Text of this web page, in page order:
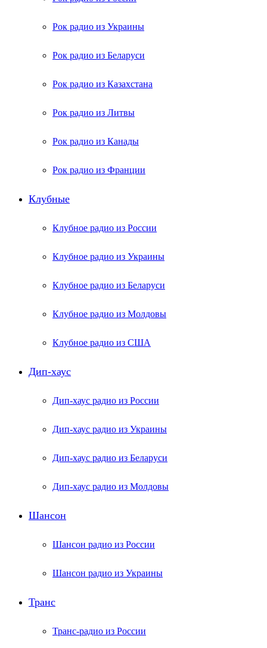
Рок радио из Украины
Рок радио из Беларуси
Рок радио из Казахстана
Рок радио из Литвы
Рок радио из Канады
Рок радио из Франции
Клубные
Клубное радио из России
Клубное радио из Украины
Клубное радио из Беларуси
Клубное радио из Молдовы
Клубное радио из США
Дип-хаус
Дип-хаус радио из России
Дип-хаус радио из Украины
Дип-хаус радио из Беларуси
Дип-хаус радио из Молдовы
Шансон
Шансон радио из России
Шансон радио из Украины
Транс
Транс-радио из России